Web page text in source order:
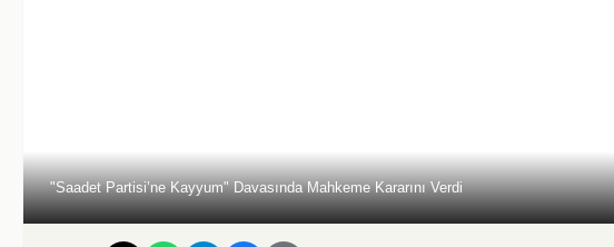
"Saadet Partisi’ne Kayyum" Davasında Mahkeme Kararını Verdi